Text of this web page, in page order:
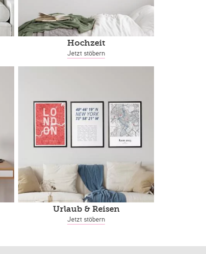
Hochzeit
Jetzt stöbern
Urlaub & Reisen
Jetzt stöbern